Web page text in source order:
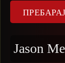
Jason